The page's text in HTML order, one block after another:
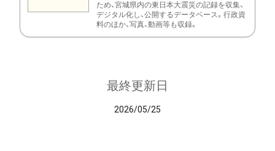
ため、宮城県内の東日本大震災の記録を収集、
デジタル化し、公開するデータベース。行政資
料のほか、写真、動画等も収録。
最終更新日
2026/05/25